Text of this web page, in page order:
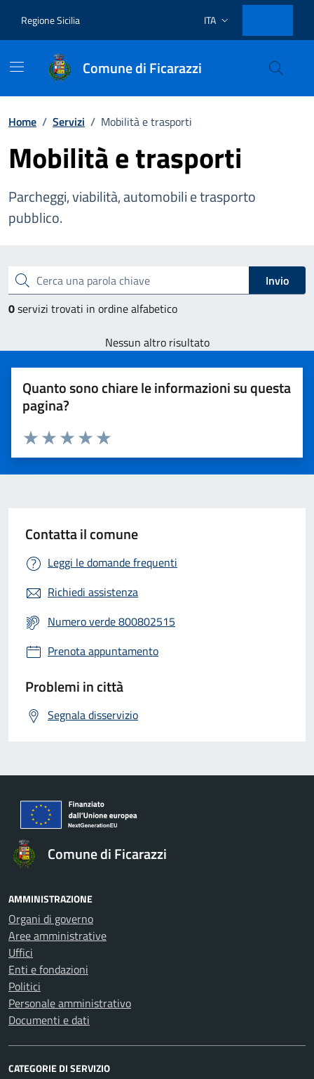
Regione Sicilia Lingua attiva:
ITA
Comune di Ficarazzi
Home / Servizi / Mobilità e trasporti
Mobilità e trasporti
Parcheggi, viabilità, automobili e trasporto
pubblico.
Cerca una parola chiave
Invio
0servizi trovati in ordine alfabetico
Nessun altro risultato
Quanto sono chiare le informazioni su questa
pagina?
Valuta 5 stelle su 5
Valuta 4 stelle su 5
Valuta 3 stelle su 5
Valuta 2 stelle su 5
Valuta 1 stelle su 5
Contatta il comune
Leggi le domande frequenti
Richiedi assistenza
Numero verde 800802515
Prenota appuntamento
Problemi in città
Segnala disservizio
Comune di Ficarazzi
AMMINISTRAZIONE
Organi di governo
Aree amministrative
Uffici
Enti e fondazioni
Politici
Personale amministrativo
Documenti e dati
CATEGORIE DI SERVIZIO